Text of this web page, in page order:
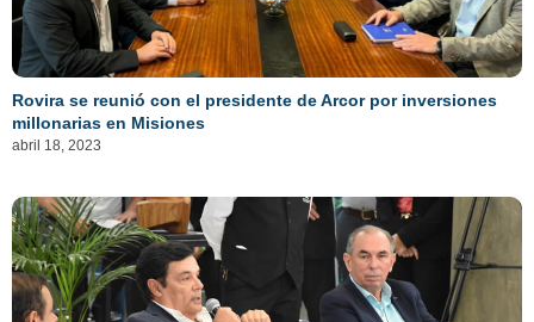
Rovira se reunió con el presidente de Arcor por inversiones
millonarias en Misiones
abril 18, 2023